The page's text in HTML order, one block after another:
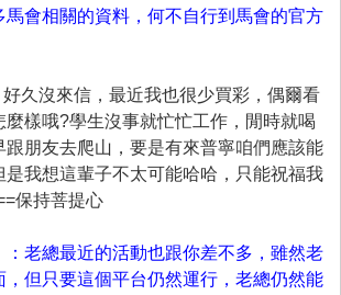
馬會相關的資料，何不自行到馬會的官方
久沒來信，最近我也很少買彩，偶爾看
麼樣哦?學生沒事就忙忙工作，閒時就喝
跟朋友去爬山，要是有來普寧咱們應該能
是我想這輩子不太可能哈哈，只能祝福我
保持菩提心
：老總最近的活動也跟你差不多，雖然老
，但只要這個平台仍然運行，老總仍然能